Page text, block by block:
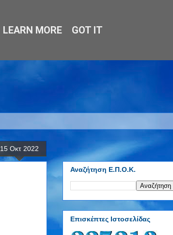
15 Οκτ 2022
Αναζήτηση Ε.Π.Ο.Κ.
Επισκέπτες Ιστοσελίδας
LEARN MORE GOT IT